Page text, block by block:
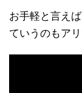
お手軽と言え
ていうのもアリ